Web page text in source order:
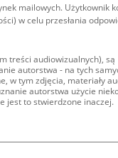
mailowych.
w celu przesłania
treści audiowizualnych), są
autorstwa - na tych
w tym zdjęcia, materiały
autorstwa użycie
jest to stwierdzone inaczej.